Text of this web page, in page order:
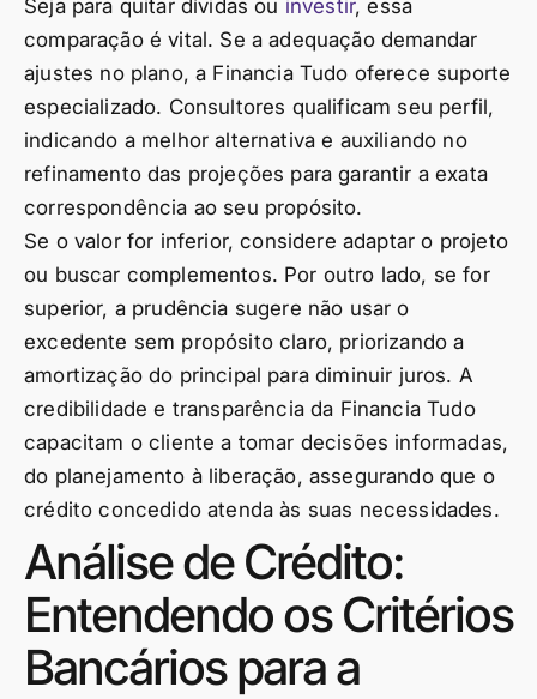
Seja para quitar dívidas ou investir, essa
comparação é vital. Se a adequação demandar
ajustes no plano, a Financia Tudo oferece suporte
especializado. Consultores qualificam seu perfil,
indicando a melhor alternativa e auxiliando no
refinamento das projeções para garantir a exata
correspondência ao seu propósito.
Se o valor for inferior, considere adaptar o projeto
ou buscar complementos. Por outro lado, se for
superior, a prudência sugere não usar o
excedente sem propósito claro, priorizando a
amortização do principal para diminuir juros. A
credibilidade e transparência da Financia Tudo
capacitam o cliente a tomar decisões informadas,
do planejamento à liberação, assegurando que o
crédito concedido atenda às suas necessidades.
Análise de Crédito:
Entendendo os Critérios
Bancários para a